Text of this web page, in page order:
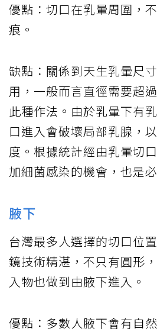
優點：切口在乳暈周圍，
痕。
缺點：關係到天生乳暈尺
用，一般而言直徑需要超
此種作法。由於乳暈下有
口進入會破壞局部乳腺，
度。根據統計經由乳暈切
加細菌感染的機會，也是
腋下
台灣最多人選擇的切口位
鏡技術精湛，不只有圓形
入物也做到由腋下進入。
優點：多數人腋下會有自